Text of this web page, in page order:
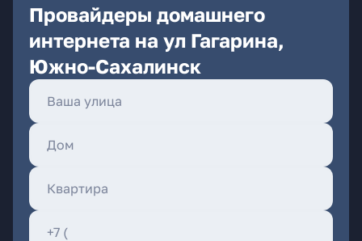
Провайдеры домашнего
интернета на ул Гагарина,
Южно-Сахалинск